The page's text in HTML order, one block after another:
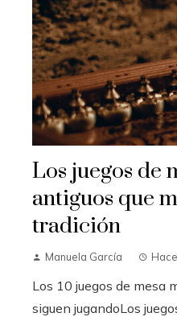
Los juegos de
antiguos que
tradición
Manuela García
Los 10 juegos de mesa
siguen jugandoLos